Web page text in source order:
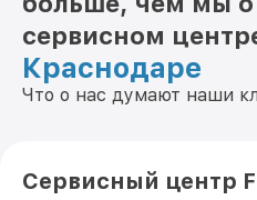
сервисном
Краснодаре
Что о нас думают наши
Сервисный центр